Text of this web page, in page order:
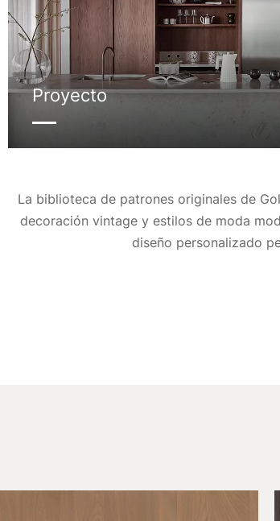
Proyecto
La biblioteca de patrones originales de
decoración vintage y estilos de moda
diseño personalizado